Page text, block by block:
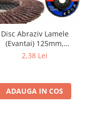
Disc Abraziv Lamele
(Evantai) 125mm,
, pentru Metal și
2,38 Lei
ADAUGA IN COS